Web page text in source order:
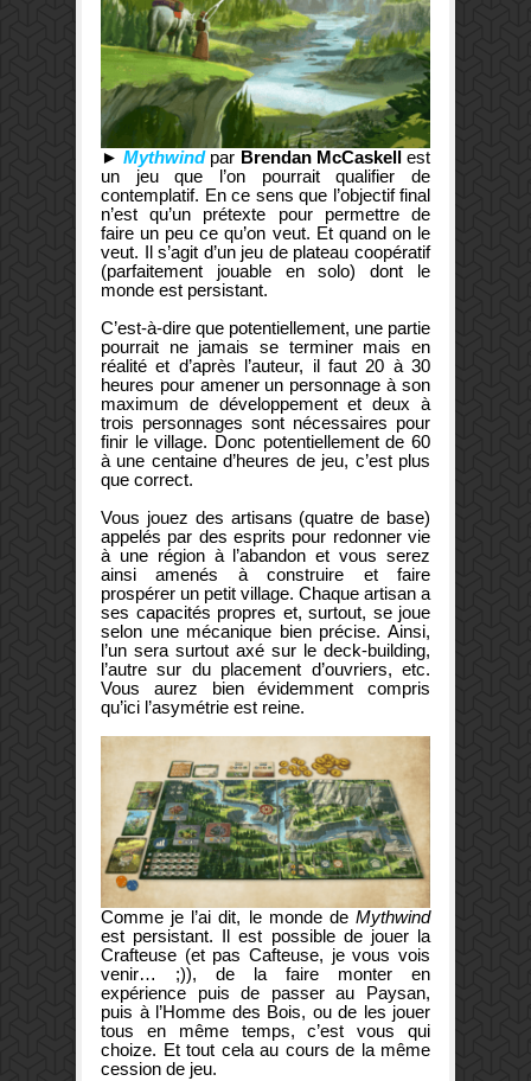
►Mythwindpar Brendan McCaskellest
un jeu que l’on pourrait qualifier de
contemplatif. En ce sens que l’objectif final
n’est qu’un prétexte pour permettre de
faire un peu ce qu’on veut. Et quand on le
veut. Il s’agit d’un jeu de plateau coopératif
(parfaitement jouable en solo) dont le
monde est persistant.
C’est-à-dire que potentiellement, une partie
pourrait ne jamais se terminer mais en
réalité et d’après l’auteur, il faut 20 à 30
heures pour amener un personnage à son
maximum de développement et deux à
trois personnages sont nécessaires pour
finir le village. Donc potentiellement de 60
à une centaine d’heures de jeu, c’est plus
que correct.
Vous jouez des artisans (quatre de base)
appelés par des esprits pour redonner vie
à une région à l’abandon et vous serez
ainsi amenés à construire et faire
prospérer un petit village. Chaque artisan a
ses capacités propres et, surtout, se joue
selon une mécanique bien précise. Ainsi,
l’un sera surtout axé sur le deck-building,
l’autre sur du placement d’ouvriers, etc.
Vous aurez bien évidemment compris
qu’ici l’asymétrie est reine.
Comme je l’ai dit, le monde de Mythwind
est persistant. Il est possible de jouer la
Crafteuse (et pas Cafteuse, je vous vois
venir… ;)), de la faire monter en
expérience puis de passer au Paysan,
puis à l’Homme des Bois, ou de les jouer
tous en même temps, c’est vous qui
choize. Et tout cela au cours de la même
cession de jeu.